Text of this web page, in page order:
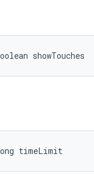
showTouches
timeLimit